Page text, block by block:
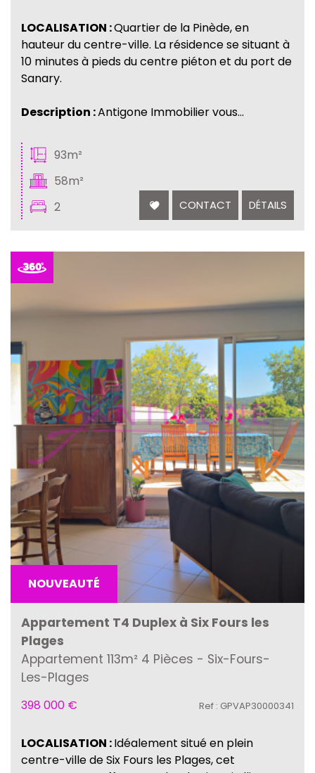
LOCALISATION :Quartier de la Pinède, en
hauteur du centre-ville. La résidence se situant à
10 minutes à pieds du centre piéton et du port de
Sanary.
Description :Antigone Immobilier vous...
93m²
58m²
2
CONTACT DÉTAILS
NOUVEAUTÉ
Appartement T4 Duplex à Six Fours les
Plages
Appartement 113m² 4 Pièces - Six-Fours-
Les-Plages
398 000 € Ref : GPVAP30000341
LOCALISATION :Idéalement situé en plein
centre-ville de Six Fours les Plages, cet